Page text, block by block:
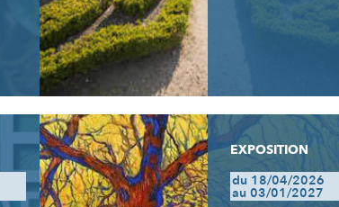
EXPOSITION
du 18/04/2026
au 03/01/2027